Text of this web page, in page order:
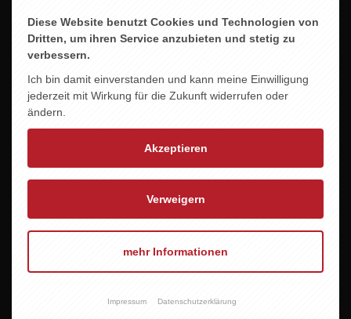
DOMAINE BRUSSET LES
8,95 EUR 9,60 EUR
Diese Website benutzt Cookies und Technologien von
Dritten, um ihren Service anzubieten und stetig zu
verbessern.
Ich bin damit einverstanden und kann meine Einwilligung
jederzeit mit Wirkung für die Zukunft widerrufen oder
ändern.
Akzeptieren
Verweigern
mehr Informationen
Impressum Datenschutzerklärung